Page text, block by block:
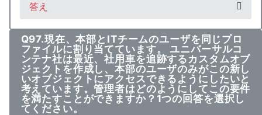
答え
Q97.現在、本部とITチームのユーザを同じプロ
ファイルに割り当てています。 ユニバーサルコ
ンテナ社は最近、社用車を追跡するカスタムオブ
ジェクトを作成し、本部のユーザのみがこの新し
いオブジェクトにアクセスできるようにしたいと
考えています。管理者はどのようにしてこの要件
を満たすことができますか？1つの回答を選択し
てください。